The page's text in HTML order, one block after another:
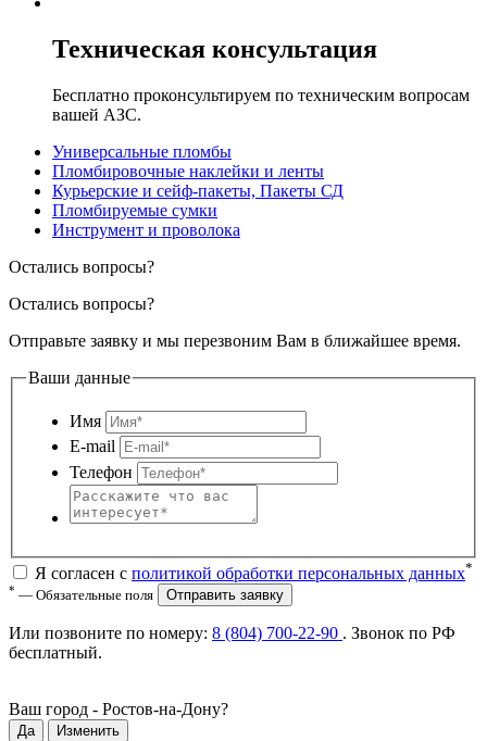
Техническая консультация
Бесплатно проконсультируем по техническим вопросам
вашей АЗС.
Универсальные пломбы
Пломбировочные наклейки и ленты
Курьерские и сейф-пакеты, Пакеты СД
Пломбируемые сумки
Инструмент и проволока
Остались вопросы?
Остались вопросы?
Отправьте заявку и мы перезвоним Вам в ближайшее время.
Ваши данные
Имя
E-mail
Телефон
Я согласен с политикой обработки персональных данных*
* — Обязательные поля Отправить заявку
Или позвоните по номеру: 8 (804) 700-22-90 . Звонок по РФ
бесплатный.
Ваш город - Ростов-на-Дону?
Да Изменить